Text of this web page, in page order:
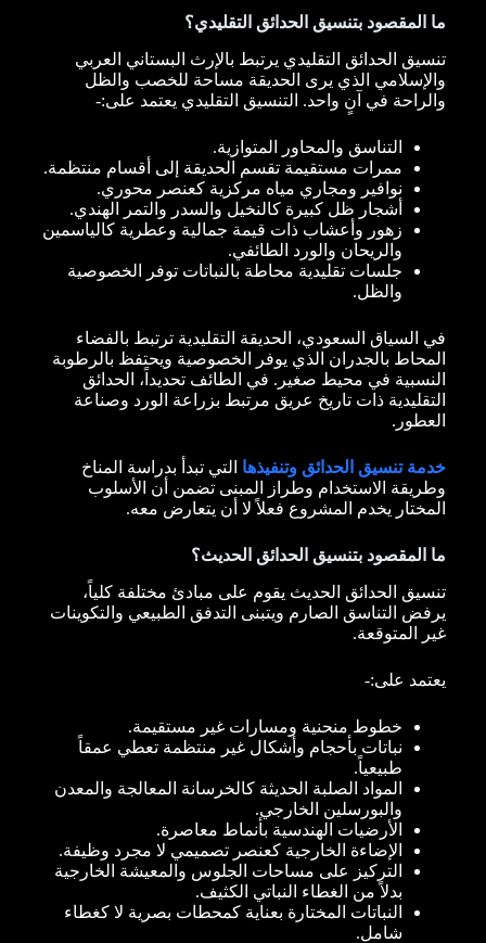
ما المقصود بتنسيق الحدائق التقليدي؟
تنسيق الحدائق التقليدي يرتبط بالإرث البستاني العربي
والإسلامي الذي يرى الحديقة مساحة للخصب والظل
والراحة في آنٍ واحد. التنسيق التقليدي يعتمد على:-
التناسق والمحاور المتوازية.
ممرات مستقيمة تقسم الحديقة إلى أقسام منتظمة.
نوافير ومجاري مياه مركزية كعنصر محوري.
أشجار ظل كبيرة كالنخيل والسدر والتمر الهندي.
زهور وأعشاب ذات قيمة جمالية وعطرية كالياسمين
والريحان والورد الطائفي.
جلسات تقليدية محاطة بالنباتات توفر الخصوصية
والظل.
في السياق السعودي، الحديقة التقليدية ترتبط بالفضاء
المحاط بالجدران الذي يوفر الخصوصية ويحتفظ بالرطوبة
النسبية في محيط صغير. في الطائف تحديداً، الحدائق
التقليدية ذات تاريخ عريق مرتبط بزراعة الورد وصناعة
العطور.
خدمة تنسيق الحدائق وتنفيذها التي تبدأ بدراسة المناخ
وطريقة الاستخدام وطراز المبنى تضمن أن الأسلوب
المختار يخدم المشروع فعلاً لا أن يتعارض معه.
ما المقصود بتنسيق الحدائق الحديث؟
تنسيق الحدائق الحديث يقوم على مبادئ مختلفة كلياً،
يرفض التناسق الصارم ويتبنى التدفق الطبيعي والتكوينات
غير المتوقعة.
يعتمد على:-
خطوط منحنية ومسارات غير مستقيمة.
نباتات بأحجام وأشكال غير منتظمة تعطي عمقاً
طبيعياً.
المواد الصلبة الحديثة كالخرسانة المعالجة والمعدن
والبورسلين الخارجي.
الأرضيات الهندسية بأنماط معاصرة.
الإضاءة الخارجية كعنصر تصميمي لا مجرد وظيفة.
التركيز على مساحات الجلوس والمعيشة الخارجية
بدلاً من الغطاء النباتي الكثيف.
النباتات المختارة بعناية كمحطات بصرية لا كغطاء
شامل.